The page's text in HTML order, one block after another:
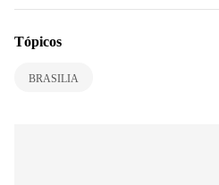
Tópicos
BRASILIA